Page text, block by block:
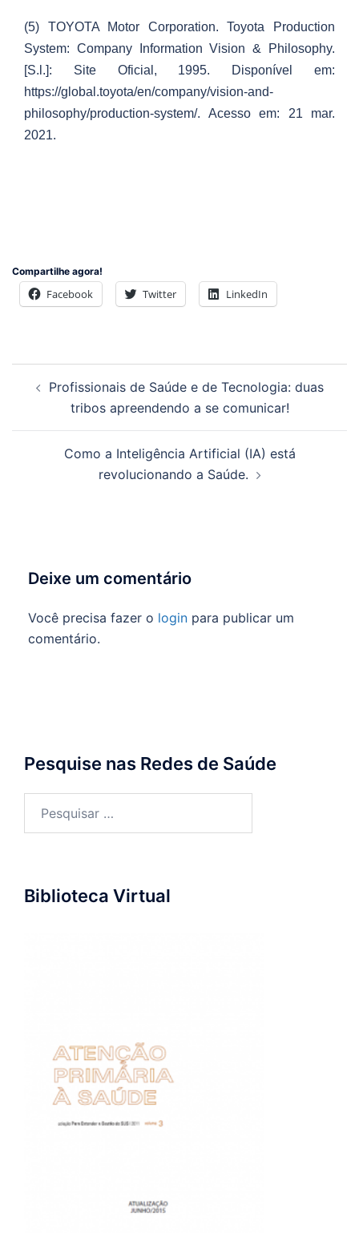
(5) TOYOTA Motor Corporation. Toyota Production
System: Company Information Vision & Philosophy.
[S.l.]: Site Oficial, 1995. Disponível em:
https://global.toyota/en/company/vision-and-
philosophy/production-system/. Acesso em: 21 mar.
2021.
Compartilhe agora!
Facebook Twitter LinkedIn
Profissionais de Saúde e de Tecnologia: duas
tribos apreendendo a se comunicar!
Como a Inteligência Artificial (IA) está
revolucionando a Saúde.
Deixe um comentário
Você precisa fazer o login para publicar um
comentário.
Pesquise nas Redes de Saúde
por:
Biblioteca Virtual